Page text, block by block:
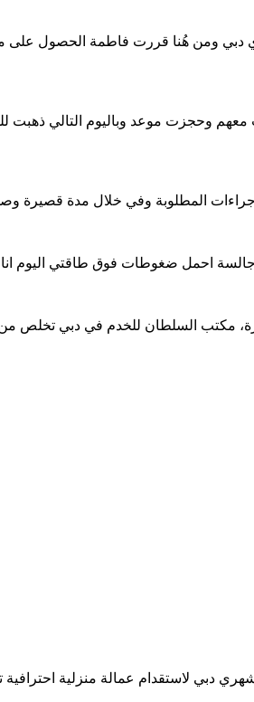
دبي ومن هُنا قررت فاطمة الحصول على
وحجزت موعد وباليوم التالي ذهبت
المطلوبة وفي خلال مدة قصيرة
احمل ضغوطات فوق طاقتي اليوم
السلطان للخدم في دبي تخلص من
لاستقدام عمالة منزلية احترافية